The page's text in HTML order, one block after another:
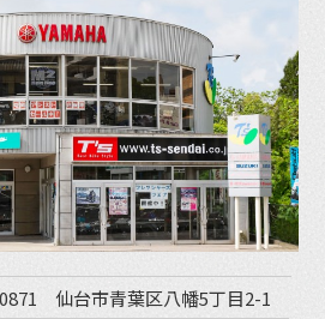
仙台市青葉区八幡5丁目2-1